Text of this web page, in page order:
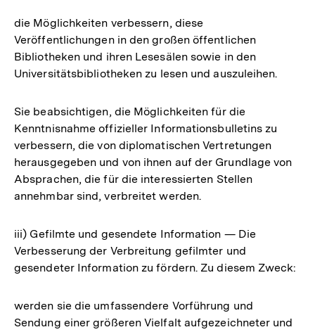
die Möglichkeiten verbessern, diese
Veröffentlichungen in den großen öffentlichen
Bibliotheken und ihren Lesesälen sowie in den
Universitätsbibliotheken zu lesen und auszuleihen.
Sie beabsichtigen, die Möglichkeiten für die
Kenntnisnahme offizieller Informationsbulletins zu
verbessern, die von diplomatischen Vertretungen
herausgegeben und von ihnen auf der Grundlage von
Absprachen, die für die interessierten Stellen
annehmbar sind, verbreitet werden.
iii) Gefilmte und gesendete Information — Die
Verbesserung der Verbreitung gefilmter und
gesendeter Information zu fördern. Zu diesem Zweck:
werden sie die umfassendere Vorführung und
Sendung einer größeren Vielfalt aufgezeichneter und